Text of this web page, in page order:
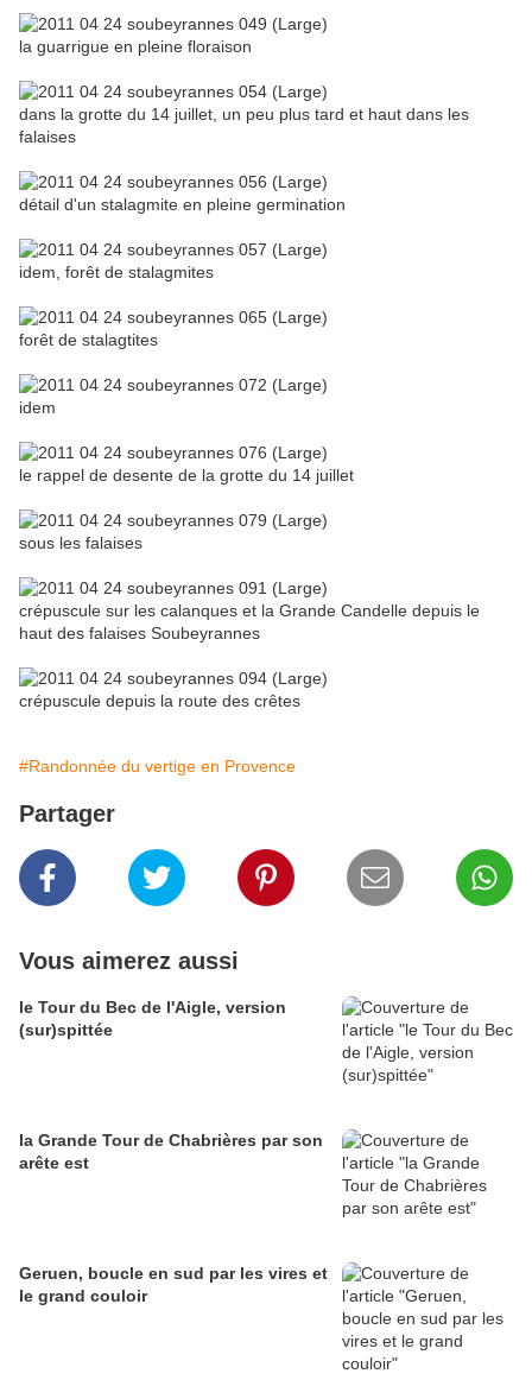
la guarrigue en pleine floraison
dans la grotte du 14 juillet, un peu plus tard et haut dans les
falaises
détail d'un stalagmite en pleine germination
idem, forêt de stalagmites
forêt de stalagtites
idem
le rappel de desente de la grotte du 14 juillet
sous les falaises
crépuscule sur les calanques et la Grande Candelle depuis le
haut des falaises Soubeyrannes
crépuscule depuis la route des crêtes
#Randonnée du vertige en Provence
Partager
Vous aimerez aussi
le Tour du Bec de l'Aigle, version
(sur)spittée
la Grande Tour de Chabrières par son
arête est
Geruen, boucle en sud par les vires et
le grand couloir